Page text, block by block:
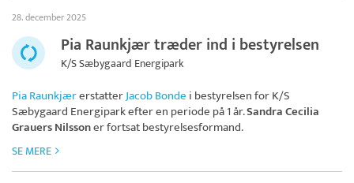
28. december 2025
Pia Raunkjær træder ind i bestyrelsen
K/S Sæbygaard Energipark
Pia RaunkjærerstatterJacob Bonde i bestyrelsen forK/S
Sæbygaard Energiparkefter en periode på 1 år.Sandra Cecilia
Grauers Nilssoner fortsat bestyrelsesformand.
SE MERE